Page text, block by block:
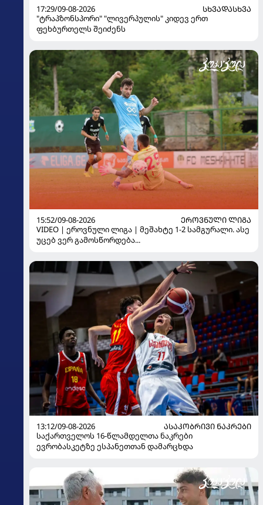
17:29/09-08-2026
ᲡᲮᲕᲐᲓᲐᲡᲮᲕᲐ
"ტრაპზონსპორი" "ლივერპულის" კიდევ ერთ
ფეხბურთელს შეიძენს
15:52/09-08-2026
ᲔᲠᲝᲕᲜᲣᲚᲘ ᲚᲘᲒᲐ
VIDEO | ეროვნული ლიგა | მეშახტე 1-2 სამგურალი. ასე
უცებ ვერ გამოსწორდება...
13:12/09-08-2026
ᲐᲡᲐᲙᲝᲑᲠᲘᲕᲘ ᲜᲐᲙᲠᲔᲑᲘ
საქართველოს 16-წლამდელთა ნაკრები
ევრობასკეტზე ესპანეთთან დამარცხდა